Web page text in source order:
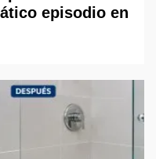
episodio en